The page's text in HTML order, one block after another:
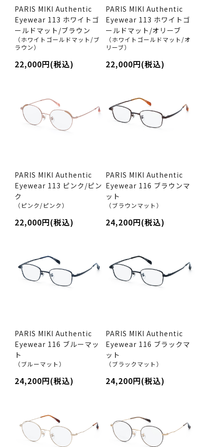
PARIS MIKI Authentic
Eyewear 113 ホワイトゴ
ールドマット/ブラウン
（ホワイトゴールドマット/ブ
ラウン）
22,000円(税込)
PARIS MIKI Authentic
Eyewear 113 ホワイトゴ
ールドマット/オリーブ
（ホワイトゴールドマット/オ
リーブ）
22,000円(税込)
PARIS MIKI Authentic
Eyewear 113 ピンク/ピン
ク
（ピンク/ピンク）
22,000円(税込)
PARIS MIKI Authentic
Eyewear 116 ブラウンマ
ット
（ブラウンマット）
24,200円(税込)
PARIS MIKI Authentic
Eyewear 116 ブルーマッ
ト
（ブルーマット）
24,200円(税込)
PARIS MIKI Authentic
Eyewear 116 ブラックマ
ット
（ブラックマット）
24,200円(税込)